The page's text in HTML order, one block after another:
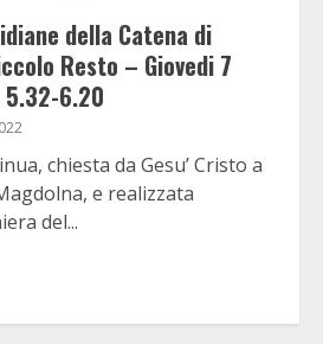
della Catena di
Resto – Giovedi 7
6.20
chiesta da Gesu’ Cristo a
e realizzata
del...